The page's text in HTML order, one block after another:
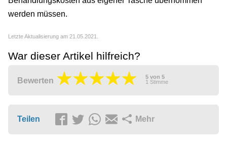
werden müssen.
Letzte Aktualisierung am 21.05.2021.
War dieser Artikel hilfreich?
Bewerten 5 von 5
1 Stimme
Teilen Mehr